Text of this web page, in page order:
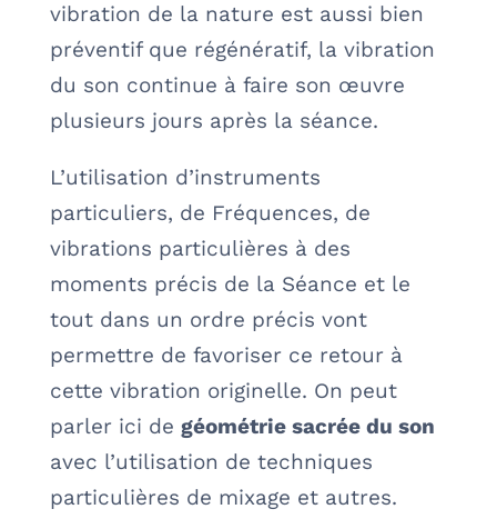
vibration de la nature est aussi bien
préventif que régénératif, la vibration
du son continue à faire son œuvre
plusieurs jours après la séance.
L’utilisation d’instruments
particuliers, de Fréquences, de
vibrations particulières à des
moments précis de la Séance et le
tout dans un ordre précis vont
permettre de favoriser ce retour à
cette vibration originelle. On peut
parler ici de géométrie sacrée du son
avec l’utilisation de techniques
particulières de mixage et autres.